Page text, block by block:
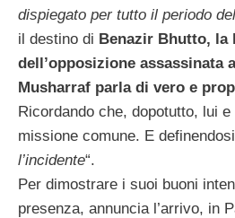
dispiegato per tutto il periodo
il destino di Benazir Bhutto, la
dell’opposizione assassinata
Musharraf parla di vero e
Ricordando che, dopotutto, lui
missione comune. E
l’incidente“.
Per dimostrare i suoi buoni
presenza, annuncia l’arrivo, in